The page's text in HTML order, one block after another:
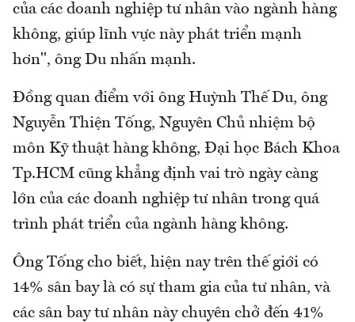
của các doanh nghiệp tư nhân vào ngành hàng
không, giúp lĩnh vực này phát triển mạnh
hơn", ông Du nhấn mạnh.
Đồng quan điểm với ông Huỳnh Thế Du, ông
Nguyễn Thiện Tống, Nguyên Chủ nhiệm bộ
môn Kỹ thuật hàng không, Đại học Bách Khoa
Tp.HCM cũng khẳng định vai trò ngày càng
lớn của các doanh nghiệp tư nhân trong quá
trình phát triển của ngành hàng không.
Ông Tống cho biết, hiện nay trên thế giới có
14% sân bay là có sự tham gia của tư nhân, và
các sân bay tư nhân này chuyên chở đến 41%